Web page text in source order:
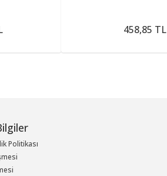
458,85 TL
Politikası